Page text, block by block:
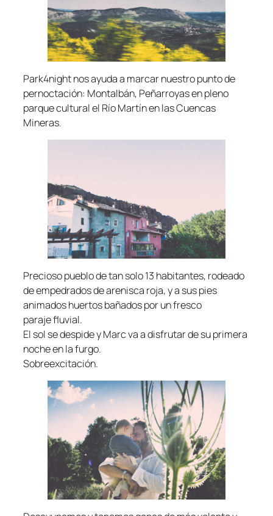
Park4night nos ayuda a marcar nuestro punto de
pernoctación: Montalbán, Peñarroyas en pleno
parque cultural el Río Martín en las Cuencas
Mineras.
Precioso pueblo de tan solo 13 habitantes, rodeado
de empedrados de arenisca roja, y a sus pies
animados huertos bañados por un fresco
paraje fluvial.
El sol se despide y Marc va a disfrutar de su primera
noche en la furgo.
Sobreexcitación.